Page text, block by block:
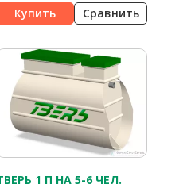
Сравнить
1 П НА 5-6 ЧЕЛ.